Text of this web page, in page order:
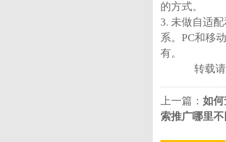
的方式。
3. 未做自适
系。PC和移
有。
转载
上一篇： 如
索推广哪里